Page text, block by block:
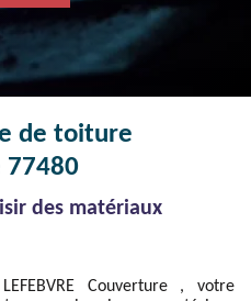
de toiture
77480
des matériaux
Couverture , votre